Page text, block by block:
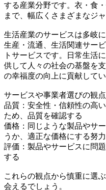
する産業分野です。衣・食
まで、幅広くさまざまなジ
生活産業のサービスは多岐
生産・流通、生活関連サー
トサービスです。日常生活
供して人々の社会の基盤を
の幸福度の向上に貢献してい
サービスや事業者選びの観点
品質：安全性・信頼性の高
ため、品質を確認する
価格：同じような製品やサ
うか、適正な価格にする努
評価：製品やサービスに問
する
これらの観点から慎重に選
会えるでしょう。